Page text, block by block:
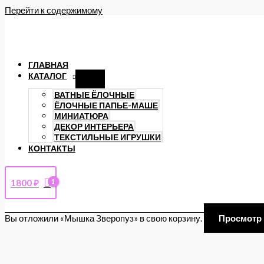
Перейти к содержимому
ГЛАВНАЯ
КАТАЛОГ
ВАТНЫЕ ЁЛОЧНЫЕ
ЁЛОЧНЫЕ ПАПЬЕ-МАШЕ
МИНИАТЮРА
ДЕКОР ИНТЕРЬЕРА
ТЕКСТИЛЬНЫЕ ИГРУШКИ
КОНТАКТЫ
1800₽
Вы отложили «Мышка Зверопуз» в свою корзину. Просмотр